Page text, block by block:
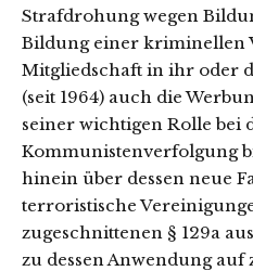
Strafdrohung wegen
Bildung einer kriminellen
Mitgliedschaft in ihr oder
(seit 1964) auch die
seiner wichtigen Rolle bei
Kommunistenverfolgung
hinein über dessen neue
terroristische
zugeschnittenen § 129a
zu dessen Anwendung auf